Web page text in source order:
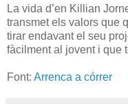
La vida d’en Killian
transmet els valors que
tirar endavant el seu
fàcilment al jovent i que
Font: Arrenca a córrer